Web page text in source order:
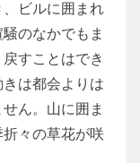
ビルに囲まれ
のなかでもま
すことはでき
は都会よりは
ん。山に囲ま
々の草花が咲